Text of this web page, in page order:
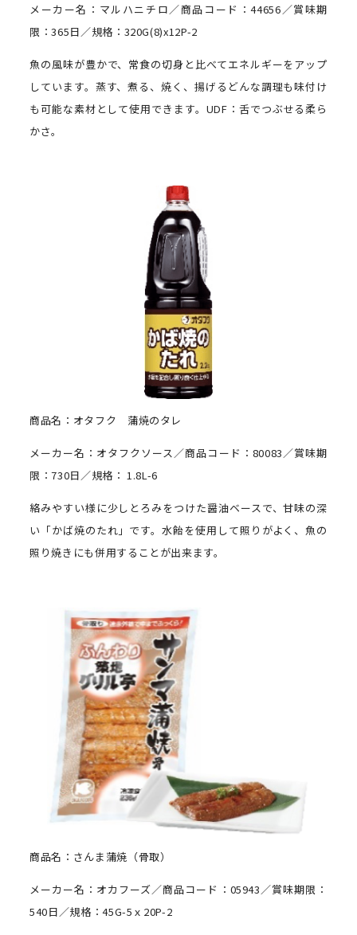
メーカー名：マルハニチロ／商品コード：44656／賞味期
限：365日／規格：320G(8)x12P-2
魚の風味が豊かで、常食の切身と比べてエネルギーをアップ
しています。蒸す、煮る、焼く、揚げるどんな調理も味付け
も可能な素材として使用できます。UDF：舌でつぶせる柔ら
かさ。
商品名：オタフク 蒲焼のタレ
メーカー名：オタフクソース／商品コード：80083／賞味期
限：730日／規格： 1.8L-6
絡みやすい様に少しとろみをつけた醤油ベースで、甘味の深
い「かば焼のたれ」です。水飴を使用して照りがよく、魚の
照り焼きにも併用することが出来ます。
商品名：さんま蒲焼（骨取）
メーカー名：オカフーズ／商品コード：05943／賞味期限：
540日／規格：45G-5ｘ20P-2